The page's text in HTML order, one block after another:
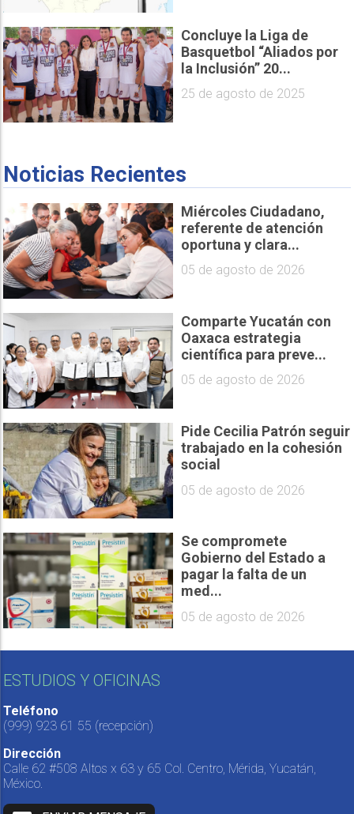
Concluye la Liga de
Basquetbol “Aliados por
la Inclusión” 20...
25 de agosto de 2025
Noticias Recientes
Miércoles Ciudadano,
referente de atención
oportuna y clara...
05 de agosto de 2026
Comparte Yucatán con
Oaxaca estrategia
científica para preve...
05 de agosto de 2026
Pide Cecilia Patrón seguir
trabajado en la cohesión
social
05 de agosto de 2026
Se compromete
Gobierno del Estado a
pagar la falta de un
med...
05 de agosto de 2026
ESTUDIOS Y OFICINAS
Teléfono
(999) 923 61 55 (recepción)
Dirección
Calle 62 #508 Altos x 63 y 65 Col. Centro, Mérida, Yucatán,
México.